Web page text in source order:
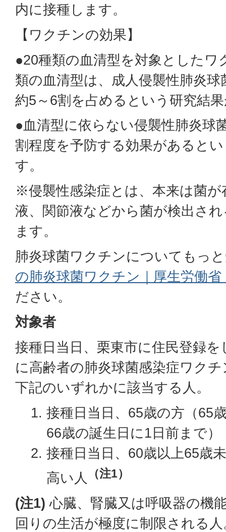
内に接種します。
【ワクチンの効果】
●20種類の血清型を対象としたワ
類の血清型は、成人侵襲性肺炎
約5～6割を占めるという研究結
●血清型に依らない侵襲性肺炎球
割程度を予防する効果があると
す。
※侵襲性感染症とは、本来は菌が
液、関節液などから菌が検出さ
ます。
肺炎球菌ワクチンについてもっ
の肺炎球菌ワクチン｜厚生労働省
ださい。
対象者
接種日当日、栗東市に住民登録
に高齢者の肺炎球菌感染症ワク
下記のいずれかに該当する人。
接種日当日、65歳の方（65
66歳の誕生日に1日前まで）
接種日当日、60歳以上65歳
高い人
（注1）
(注1)心臓、腎臓又は呼吸器の機
回りの生活が極度に制限される